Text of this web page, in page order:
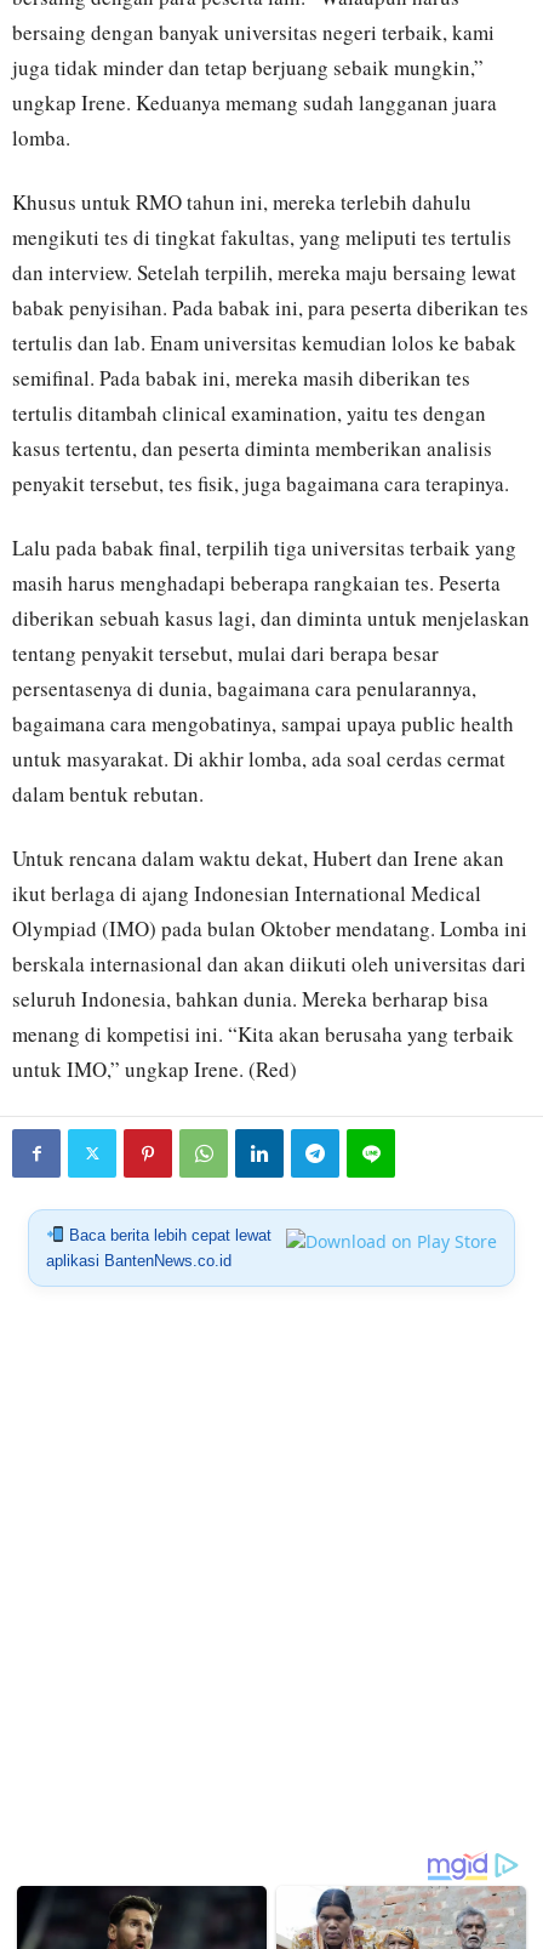
bersaing dengan banyak universitas negeri terbaik, kami
juga tidak minder dan tetap berjuang sebaik mungkin,”
ungkap Irene. Keduanya memang sudah langganan juara
lomba.
Khusus untuk RMO tahun ini, mereka terlebih dahulu
mengikuti tes di tingkat fakultas, yang meliputi tes tertulis
dan interview. Setelah terpilih, mereka maju bersaing lewat
babak penyisihan. Pada babak ini, para peserta diberikan tes
tertulis dan lab. Enam universitas kemudian lolos ke babak
semifinal. Pada babak ini, mereka masih diberikan tes
tertulis ditambah clinical examination, yaitu tes dengan
kasus tertentu, dan peserta diminta memberikan analisis
penyakit tersebut, tes fisik, juga bagaimana cara terapinya.
Lalu pada babak final, terpilih tiga universitas terbaik yang
masih harus menghadapi beberapa rangkaian tes. Peserta
diberikan sebuah kasus lagi, dan diminta untuk menjelaskan
tentang penyakit tersebut, mulai dari berapa besar
persentasenya di dunia, bagaimana cara penularannya,
bagaimana cara mengobatinya, sampai upaya public health
untuk masyarakat. Di akhir lomba, ada soal cerdas cermat
dalam bentuk rebutan.
Untuk rencana dalam waktu dekat, Hubert dan Irene akan
ikut berlaga di ajang Indonesian International Medical
Olympiad (IMO) pada bulan Oktober mendatang. Lomba ini
berskala internasional dan akan diikuti oleh universitas dari
seluruh Indonesia, bahkan dunia. Mereka berharap bisa
menang di kompetisi ini. “Kita akan berusaha yang terbaik
untuk IMO,” ungkap Irene. (Red)
Baca berita lebih cepat lewat
aplikasi BantenNews.co.id